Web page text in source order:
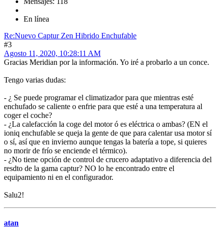
En línea
Re:Nuevo Captur Zen Hibrido Enchufable
#3
Agosto 11, 2020, 10:28:11 AM
Gracias Meridian por la información. Yo iré a probarlo a un conce.
Tengo varias dudas:
- ¿ Se puede programar el climatizador para que mientras esté
enchufado se caliente o enfrie para que esté a una temperatura al
coger el coche?
- ¿La calefacción la coge del motor ó es eléctrica o ambas? (EN el
ioniq enchufable se queja la gente de que para calentar usa motor sí
o sí, así que en invierno aunque tengas la batería a tope, si quieres
no morir de frío se enciende el térmico).
- ¿No tiene opción de control de crucero adaptativo a diferencia del
resdto de la gama captur? NO lo he encontrado entre el
equipamiento ni en el configurador.
Salu2!
atan